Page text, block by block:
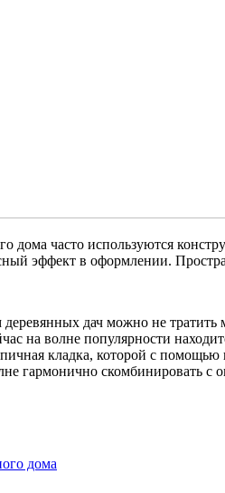
дома часто используются
эффект в оформлении.
деревянных дач можно не
на волне популярности
кладка, которой с
гармонично скомбинировать
дома